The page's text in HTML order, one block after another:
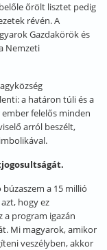
őrölt lisztet pedig
révén. A
Gazdakörök és
Nemzeti
a határon túli és a
felelős minden
arról beszélt,
a 15 millió
hogy ez
a program igazán
Mi magyarok, amikor
veszélyben, akkor